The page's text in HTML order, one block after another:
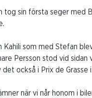
tog sin första seger med
Kahili som med Stefan
Persson stod vid sidan
också i Prix de Grasse
när vi når honom i